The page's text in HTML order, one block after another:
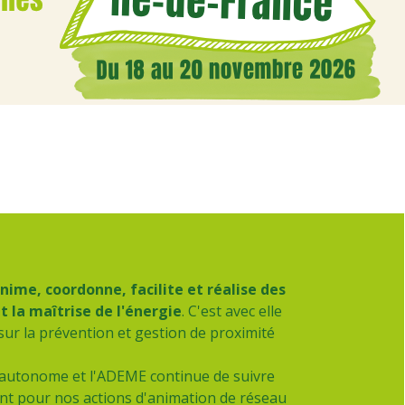
coordonne, facilite et réalise des
la maîtrise de l'énergie. C'est avec elle
la prévention et gestion de proximité
et l'ADEME continue de suivre
pour nos actions d'animation de réseau